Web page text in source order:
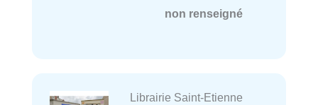
non renseigné
Librairie Saint-Etienne